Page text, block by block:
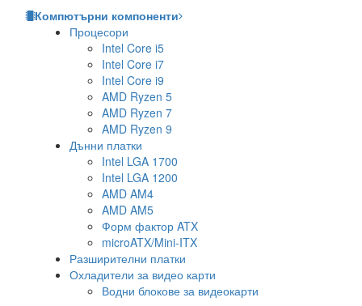
Компютърни компоненти
Процесори
Intel Core i5
Intel Core i7
Intel Core i9
AMD Ryzen 5
AMD Ryzen 7
AMD Ryzen 9
Дънни платки
Intel LGA 1700
Intel LGA 1200
AMD AM4
AMD AM5
Форм фактор ATX
microATX/Mini-ITX
Разширителни платки
Охладители за видео карти
Водни блокове за видеокарти